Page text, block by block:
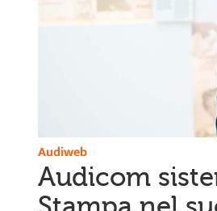
Audiweb
Audicom